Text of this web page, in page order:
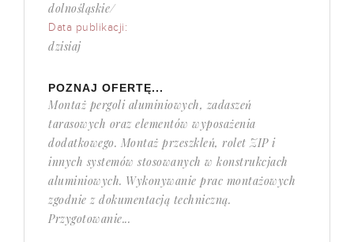
dolnośląskie/
Data publikacji:
dzisiaj
POZNAJ OFERTĘ...
Montaż pergoli aluminiowych, zadaszeń
tarasowych oraz elementów wyposażenia
dodatkowego. Montaż przeszkleń, rolet ZIP i
innych systemów stosowanych w konstrukcjach
aluminiowych. Wykonywanie prac montażowych
zgodnie z dokumentacją techniczną.
Przygotowanie...